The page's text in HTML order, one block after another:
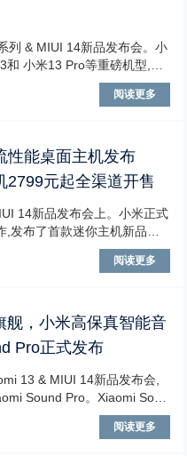
列 & MIUI 14新品发布会。小
小米13 Pro等重磅机型,还
4搭了石墨烯双磁发声单
连接、独立空间音频、自适
阅读更多
性能桌面主机发布
2799元起全渠道开售
14新品发布会上。小米正式
发布了首款迷你主机新品。X
体积,仅巴掌大小。同时还
富的主机产品,可以满足多
阅读更多
舰，小米高保真智能音
Pro正式发布
13 & MIUI 14新品发布会,
Sound Pro。Xiaomi Soun
全新突破,也是曾在2021年8
。作为小米智能音箱系列中
阅读更多